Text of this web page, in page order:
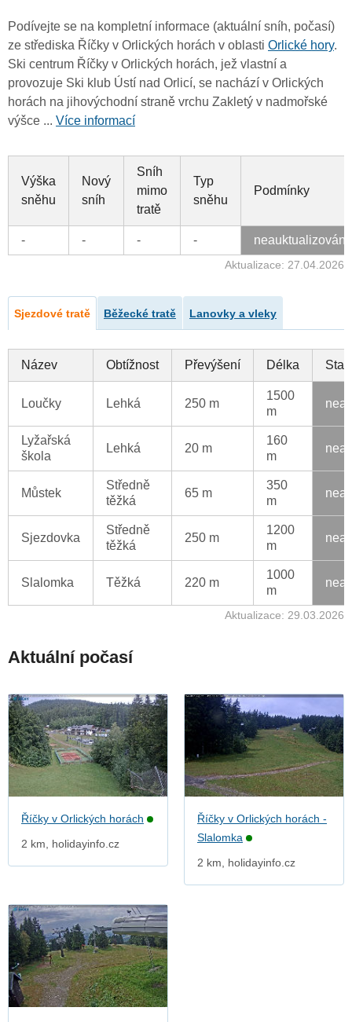
Podívejte se na kompletní informace (aktuální sníh, počasí)
ze střediska Říčky v Orlických horách v oblasti Orlické hory.
Ski centrum Říčky v Orlických horách, jež vlastní a
provozuje Ski klub Ústí nad Orlicí, se nachází v Orlických
horách na jihovýchodní straně vrchu Zakletý v nadmořské
výšce ... Více informací
Výška
sněhu
Nový
sníh
Sníh
mimo
tratě
Typ
sněhu
Podmínky
- - - - neauktualizováno
Aktualizace: 27.04.2026
Sjezdové tratě Běžecké tratě Lanovky a vleky
Název Obtížnost Převýšení Délka Stav
Loučky Lehká 250 m
1500
m
Lyžařská
škola
Lehká 20 m
160
m
Můstek
Středně
těžká
65 m
350
m
Sjezdovka
Středně
těžká
250 m
1200
m
Slalomka Těžká 220 m
1000
m
Aktualizace: 29.03.2026
Aktuální počasí
Říčky v Orlických horách
2 km, holidayinfo.cz
Říčky v Orlických horách -
Slalomka
2 km, holidayinfo.cz